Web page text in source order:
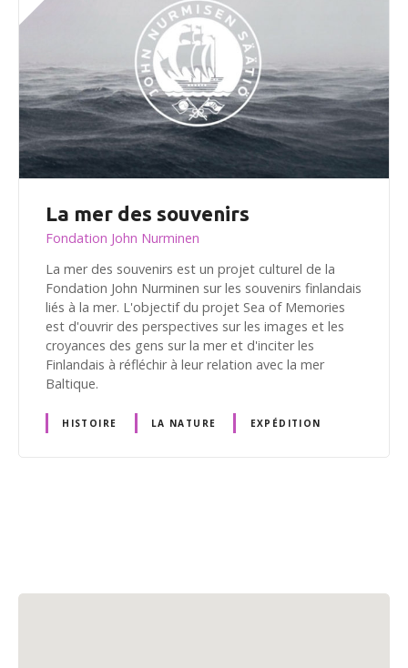
La mer des souvenirs
Fondation John Nurminen
La mer des souvenirs est un projet culturel de la
Fondation John Nurminen sur les souvenirs finlandais
liés à la mer. L'objectif du projet Sea of Memories
est d'ouvrir des perspectives sur les images et les
croyances des gens sur la mer et d'inciter les
Finlandais à réfléchir à leur relation avec la mer
Baltique.
HISTOIRE LA NATURE EXPÉDITION